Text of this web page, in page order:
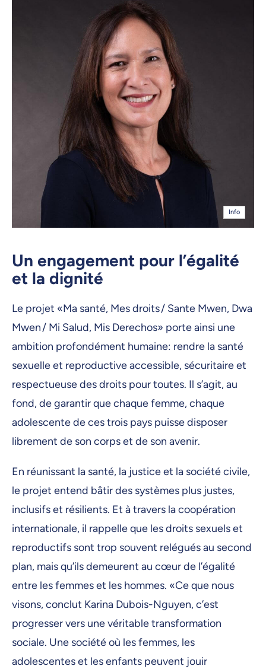
Info
Un engagement pour l’égalité
et la dignité
Le projet «Ma santé, Mes droits / Sante Mwen, Dwa
Mwen / Mi Salud, Mis Derechos» porte ainsi une
ambition profondément humaine: rendre la santé
sexuelle et reproductive accessible, sécuritaire et
respectueuse des droits pour toutes. Il s’agit, au
fond, de garantir que chaque femme, chaque
adolescente de ces trois pays puisse disposer
librement de son corps et de son avenir.
En réunissant la santé, la justice et la société civile,
le projet entend bâtir des systèmes plus justes,
inclusifs et résilients. Et à travers la coopération
internationale, il rappelle que les droits sexuels et
reproductifs sont trop souvent relégués au second
plan, mais qu’ils demeurent au cœur de l’égalité
entre les femmes et les hommes. «Ce que nous
visons, conclut Karina Dubois-Nguyen, c’est
progresser vers une véritable transformation
sociale. Une société où les femmes, les
adolescentes et les enfants peuvent jouir